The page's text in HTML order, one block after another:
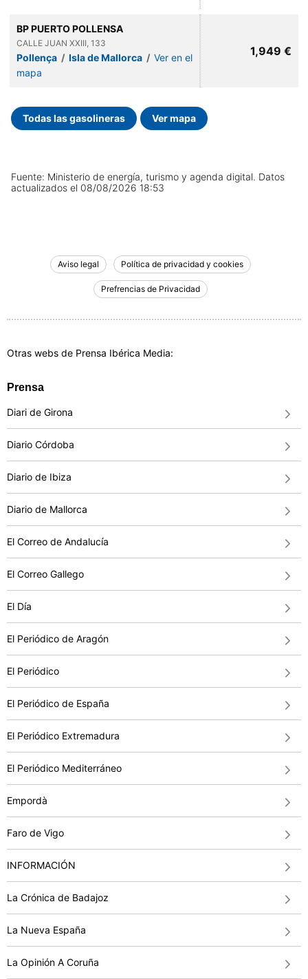
BP PUERTO POLLENSA
CALLE JUAN XXIII, 133
Pollença / Isla de Mallorca / Ver en el
mapa
1,949 €
Todas las gasolineras Ver mapa
Fuente: Ministerio de energía, turismo y agenda digital. Datos
actualizados el 08/08/2026 18:53
Aviso legal Política de privacidad y cookies
Prefrencias de Privacidad
Otras webs de Prensa Ibérica Media:
Prensa
Diari de Girona
Diario Córdoba
Diario de Ibiza
Diario de Mallorca
El Correo de Andalucía
El Correo Gallego
El Día
El Periódico de Aragón
El Periódico
El Periódico de España
El Periódico Extremadura
El Periódico Mediterráneo
Empordà
Faro de Vigo
INFORMACIÓN
La Crónica de Badajoz
La Nueva España
La Opinión A Coruña